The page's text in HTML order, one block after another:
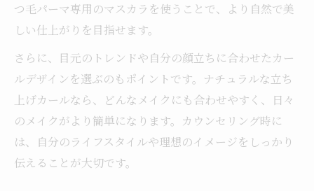
つ毛パーマ専用のマスカラを使うことで、より自然で美
しい仕上がりを目指せます。
さらに、目元のトレンドや自分の顔立ちに合わせたカー
ルデザインを選ぶのもポイントです。ナチュラルな立ち
上げカールなら、どんなメイクにも合わせやすく、日々
のメイクがより簡単になります。カウンセリング時に
は、自分のライフスタイルや理想のイメージをしっかり
伝えることが大切です。